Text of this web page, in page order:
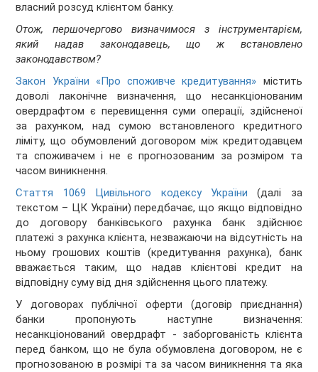
власний розсуд клієнтом банку.
Отож, першочергово визначимося з інструментарієм,
який надав законодавець, що ж встановлено
законодавством?
Закон України «Про споживче кредитування» містить
доволі лаконічне визначення, що несанкціонованим
овердрафтом є перевищення суми операції, здійсненої
за рахунком, над сумою встановленого кредитного
ліміту, що обумовлений договором між кредитодавцем
та споживачем і не є прогнозованим за розміром та
часом виникнення.
Стаття 1069 Цивільного кодексу України (далі за
текстом – ЦК України) передбачає, що якщо відповідно
до договору банківського рахунка банк здійснює
платежі з рахунка клієнта, незважаючи на відсутність на
ньому грошових коштів (кредитування рахунка), банк
вважається таким, що надав клієнтові кредит на
відповідну суму від дня здійснення цього платежу.
У договорах публічної оферти (договір приєднання)
банки пропонують наступне визначення:
несанкціонований овердрафт - заборгованість клієнта
перед банком, що не була обумовлена договором, не є
прогнозованою в розмірі та за часом виникнення та яка